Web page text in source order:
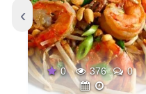
сладкими. Такое тесто
прекрасно
поднимается. Если
планируете выпекать
сладкие булочки без
0 376 0
‹